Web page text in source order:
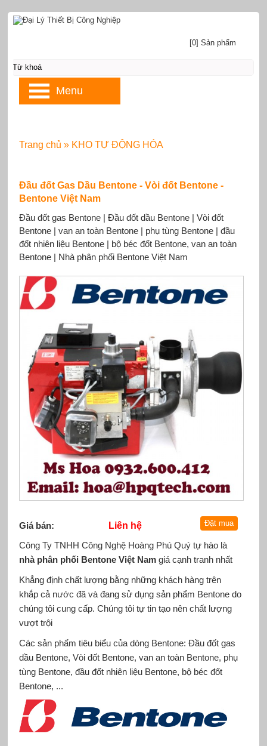
Đầu đốt Gas Dầu Bentone - Vòi đốt Bentone -
Bentone Việt Nam
Đầu đốt gas Bentone | Đầu đốt dầu Bentone | Vòi đốt
Bentone | van an toàn Bentone | phụ tùng Bentone | đầu
đốt nhiên liệu Bentone | bộ béc đốt Bentone, van an toàn
Bentone | Nhà phân phối Bentone Việt Nam
Giá bán:
Liên hệ
Công Ty TNHH Công Nghệ Hoàng Phú Quý tự hào là
nhà phân phối Bentone Việt Namgiá cạnh tranh nhất
Khẳng định chất lượng bằng những khách hàng trên
khắp cả nước đã và đang sử dụng sản phẩm Bentone do
chúng tôi cung cấp. Chúng tôi tự tin tạo nên chất lượng
vượt trội
Các sản phẩm tiêu biểu của dòng Bentone: Đầu đốt gas
dầu Bentone, Vòi đốt Bentone, van an toàn Bentone, phụ
tùng Bentone, đầu đốt nhiên liệu Bentone, bộ béc đốt
Bentone, ...
Trang chủ » KHO TỰ ĐỘNG HÓA
[0] Sản phẩm
Menu